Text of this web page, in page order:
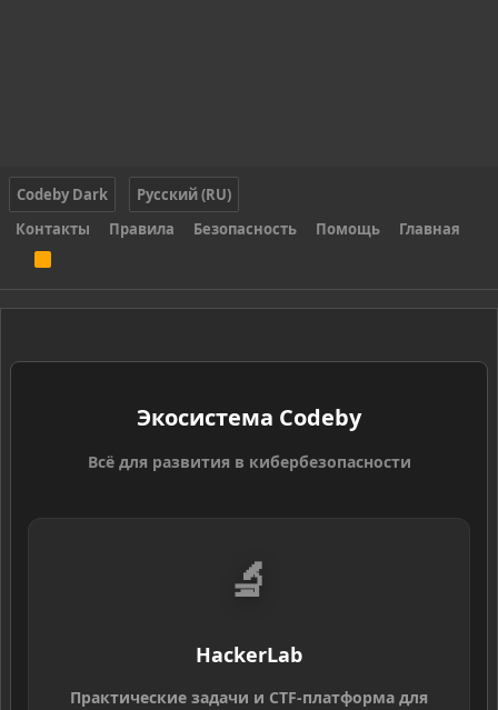
Codeby Dark
Русский (RU)
Контакты
Правила Безопасность Помощь Главная
S
Экосистема Codeby
Всё для развития в кибербезопасности
🔬
HackerLab
Практические задачи и CTF-платформа для